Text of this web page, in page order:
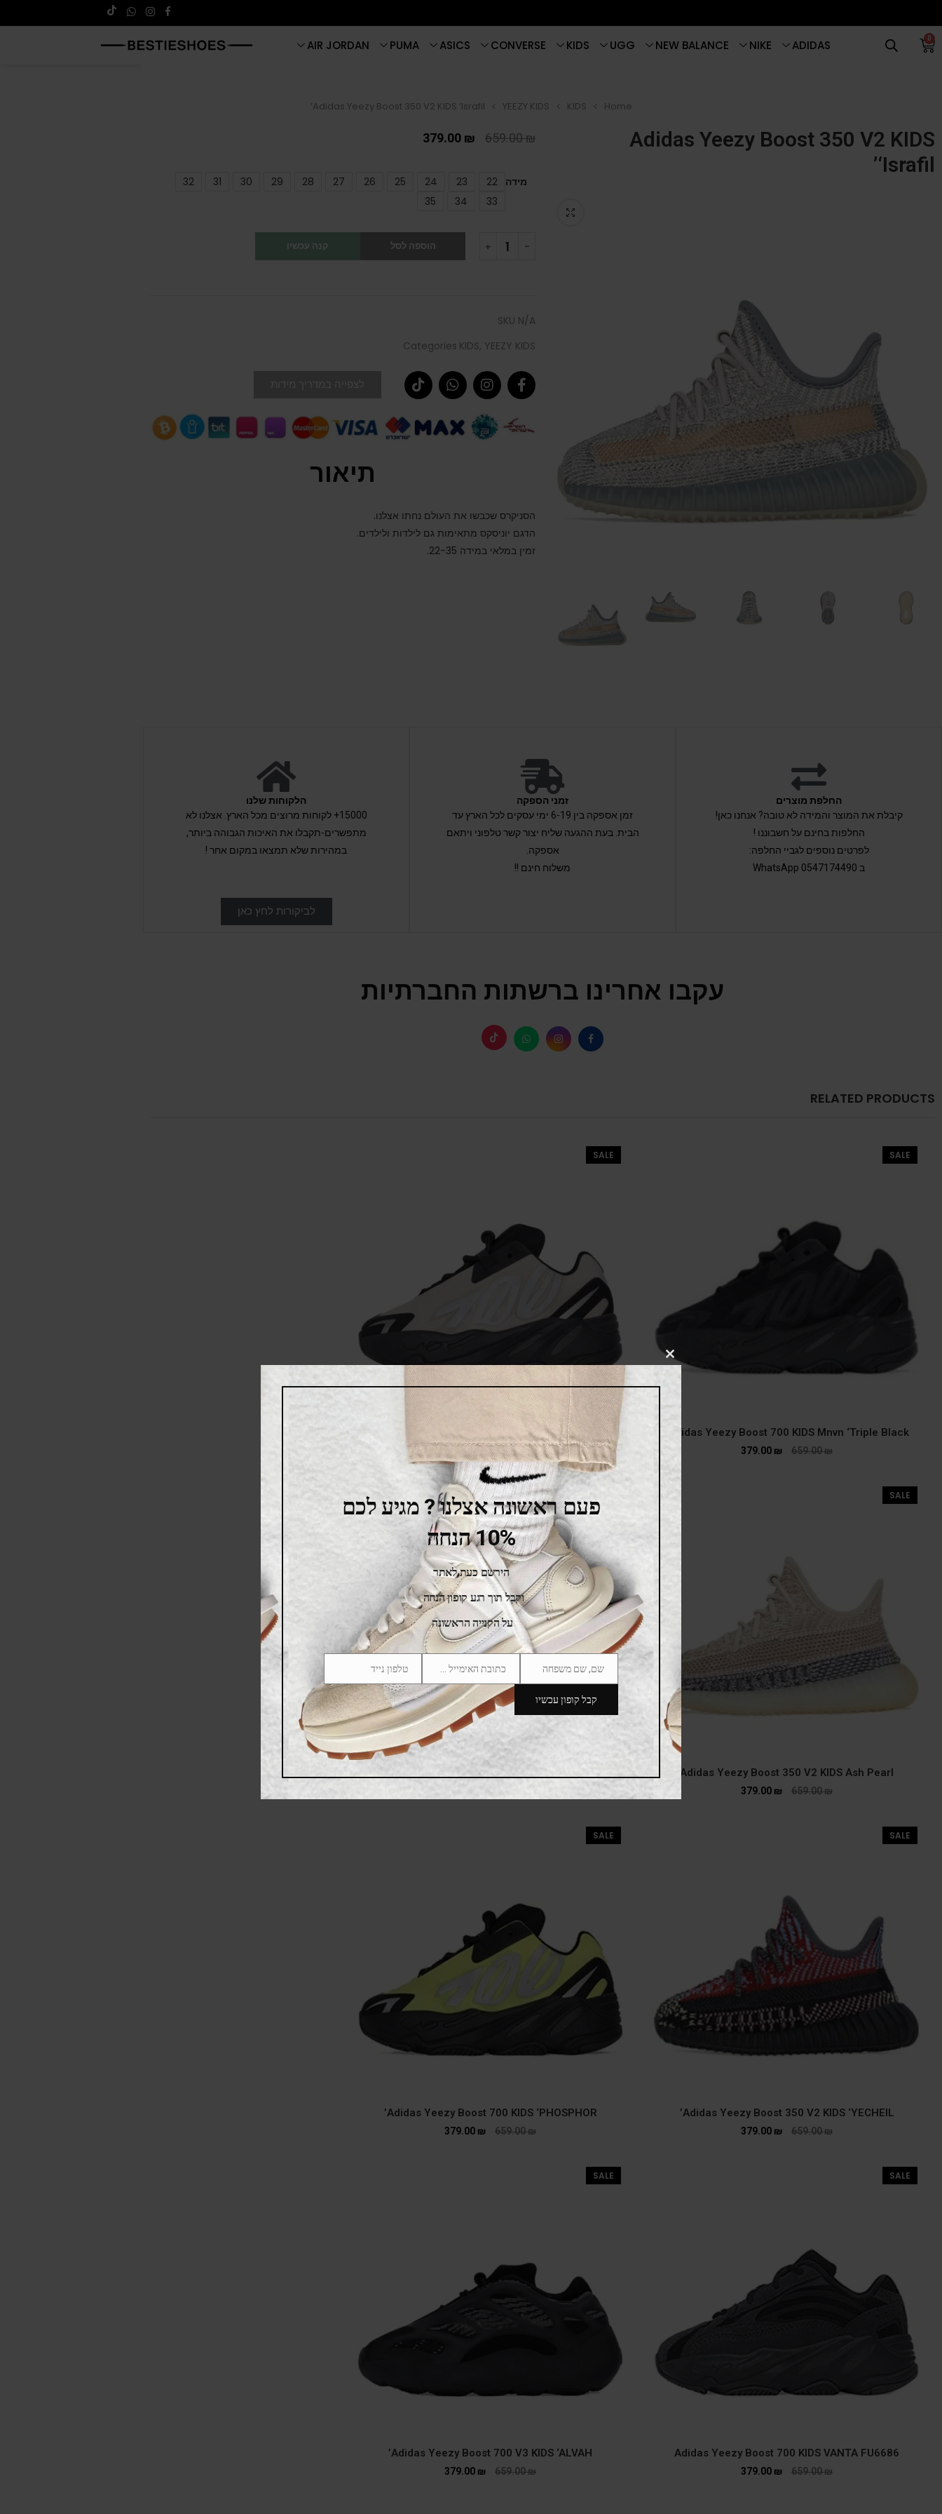
0
ADIDAS
NIKE
NEW BALANCE
UGG
KIDS
CONVERSE
ASICS
PUMA
AIR JORDAN
Home
KIDS
YEEZY KIDS
Adidas Yeezy Boost 350 V2 KIDS ‘Israfil’
Adidas Yeezy Boost 350 V2 KIDS
‘Israfil’
659.00₪
379.00 ₪
מידה 22
23
24
25
26
27
28
29
30
31
32
33
34
35
הוספה לסל קנה עכשיו
SKU N/A
Categories KIDS, YEEZY KIDS
תיאור
הסניקרס שכבשו את העולם נחתו אצלנו.
הדגם יוניסקס מתאימות גם לילדות ולילדים.
זמין במלאי במידה 22-35.
החלפת מוצרים
קיבלת את המוצר והמידה לא טובה? אנחנו כאן!
החלפות בחינם על חשבוננו !
לפרטים נוספים לגביי החלפה:
ב 0547174490 WhatsApp
זמני הספקה
זמן אספקה בין 6-19 ימי עסקים לכל הארץ עד
הבית. בעת ההגעה שליח יצור קשר טלפוני ויתאם
אספקה.
משלוח חינם !!
הלקוחות שלנו
15000+ לקוחות מרוצים מכל הארץ. אצלנו לא
מתפשרים-תקבלו את האיכות הגבוהה ביותר,
במהירות שלא תמצאו במקום אחר !
לביקורות לחץ כאן
עקבו אחרינו ברשתות החברתיות
RELATED PRODUCTS
SALE
Adidas Yeezy Boost 700 KIDS Mnvn ‘Triple Black’
659.00₪
379.00 ₪
SALE
Adidas Yeezy Boost 700 KIDS Mnvn Bone’
659.00₪
379.00 ₪
SALE
Adidas Yeezy Boost 350 V2 KIDS Ash Pearl
659.00₪
379.00 ₪
Adidas Yeezy Boost 700 KIDS ORANGE FX3355
SALE
Adidas Yeezy Boost 350 V2 KIDS ‘YECHEIL’
659.00₪
379.00 ₪
SALE
Adidas Yeezy Boost 700 KIDS ‘PHOSPHOR’
659.00₪
379.00 ₪
SALE
Adidas Yeezy Boost 700 KIDS VANTA FU6686
659.00₪
379.00 ₪
SALE
Adidas Yeezy Boost 700 V3 KIDS ‘ALVAH’
659.00₪
379.00 ₪
CLOSE
MODULE
פעם ראשונה אצלנו ? מגיע לכם
10% הנחה
הירשם כעת לאתר
וקבל תוך רגע קופון הנחה
על הקנייה הראשונה
Name
שם, שם משפחה Email
Phone
Number
טלפון נייד
קבל קופון עכשיו